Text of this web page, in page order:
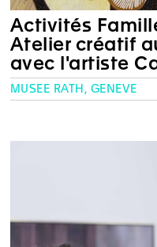
Activités
Atelier créatif
avec l'artiste
MUSÉE RATH, GENÈVE